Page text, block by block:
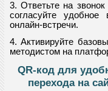
3. Ответьте на звонок
согласуйте
онлайн-встречи.
4. Активируйте
методистом на
QR-код для
перехода на